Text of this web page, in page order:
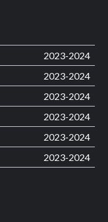
2023-2024
2023-2024
2023-2024
2023-2024
2023-2024
2023-2024